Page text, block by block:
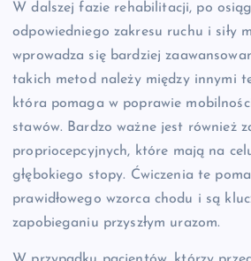
W dalszej fazie rehabilitacji, po
odpowiedniego zakresu ruchu i siły
wprowadza się bardziej
takich metod należy między innymi
która pomaga w poprawie
stawów. Bardzo ważne jest również
propriocepcyjnych, które mają na
głębokiego stopy. Ćwiczenia te
prawidłowego wzorca chodu i są
zapobieganiu przyszłym urazom.